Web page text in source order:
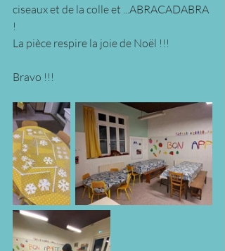
ciseaux et de la colle et ...ABRACADABRA
!
La pièce respire la joie de Noël !!!
Bravo !!!